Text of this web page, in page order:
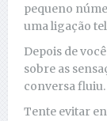
pequeno
uma ligação
Depois de
sobre as
conversa fluiu.
Tente evitar